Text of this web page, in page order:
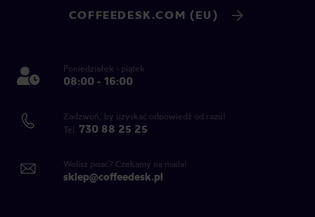
COFFEEDESK.COM (EU)
Poniedziałek - piątek
08:00 - 16:00
Zadzwoń, by uzyskać odpowiedź od razu!
Tel. 730 88 25 25
Wolisz pisać? Czekamy na maila!
sklep@coffeedesk.pl